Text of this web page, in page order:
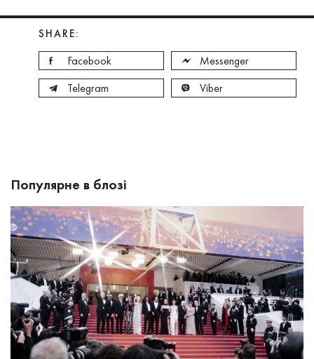
SHARE:
Facebook
Messenger
Telegram
Viber
Популярне в блозі